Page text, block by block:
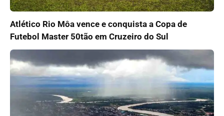
Atlético Rio Môa vence e conquista a Copa de
Futebol Master 50tão em Cruzeiro do Sul